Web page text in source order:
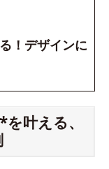
！デザインに
叶える、